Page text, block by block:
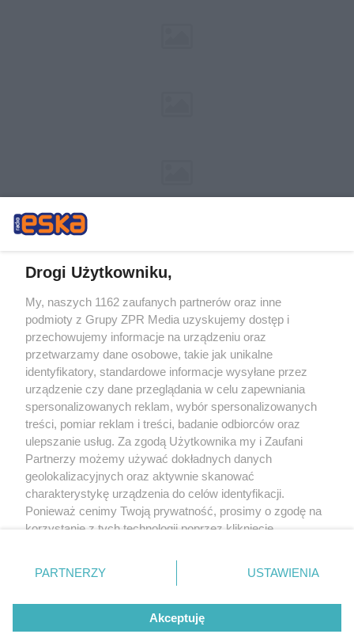
Żaden utwór zamieszczony w serwisie nie może być powielany i
rozpowszechniany lub dalej rozpowszechniany w jakikolwiek sposób (w
tym także elektroniczny lub mechaniczny) na jakimkolwiek polu
eksploatacji w jakiejkolwiek formie, włącznie z umieszczaniem w Internecie
bez pisemnej zgody właściciela praw. Jakiekolwiek użycie lub
wykorzystanie utworów w całości lub w części z naruszeniem prawa, tzn.
bez właściwej zgody, jest zabronione pod groźbą kary i może być ścigane
prawnie.
O nas
Drogi Użytkowniku,
My, naszych 1162 zaufanych partnerów oraz inne
podmioty z Grupy ZPR Media uzyskujemy dostęp i
przechowujemy informacje na urządzeniu oraz
przetwarzamy dane osobowe, takie jak unikalne
identyfikatory, standardowe informacje wysyłane przez
urządzenie czy dane przeglądania w celu zapewniania
spersonalizowanych reklam, wybór spersonalizowanych
treści, pomiar reklam i treści, badanie odbiorców oraz
ulepszanie usług. Za zgodą Użytkownika my i Zaufani
Partnerzy możemy używać dokładnych danych
geolokalizacyjnych oraz aktywnie skanować
charakterystykę urządzenia do celów identyfikacji.
Ponieważ cenimy Twoją prywatność, prosimy o zgodę na
korzystanie z tych technologii poprzez kliknięcie
zmienić/wycofać klikając przycisk ustawień prywatności
znajdujący się w lewym dolnym rogu strony
rodzaje przetwarzania danych nie wymagają zgody
użytkownika, ale masz prawo sprzeciwić się takiemu
PARTNERZY USTAWIENIA
Akceptuję